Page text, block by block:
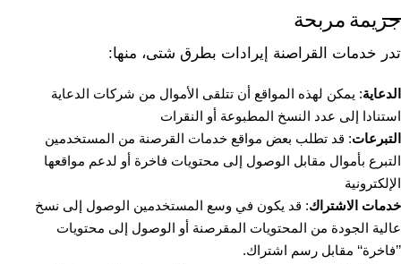
جريمة مربحة
تدر خدمات القراصنة إيرادات بطرق شتى، منها:
الدعاية: يمكن لهذه المواقع أن تتلقى الأموال من شركات الدعاية
استنادا إلى عدد النسخ المطبوعة أو النقرات
التبرعات: قد تطلب بعض مواقع خدمات القرصنة من المستخدمين
التبرع بأموال مقابل الوصول إلى محتويات فاخرة أو لدعم مواقعها
الإلكترونية
خدمات الاشتراك: قد يكون في وسع المستخدمين الوصول إلى نسخ
عالية الجودة من المحتويات المقرصنة أو الوصول إلى محتويات
’’فاخرة‘‘ مقابل رسم اشتراك.